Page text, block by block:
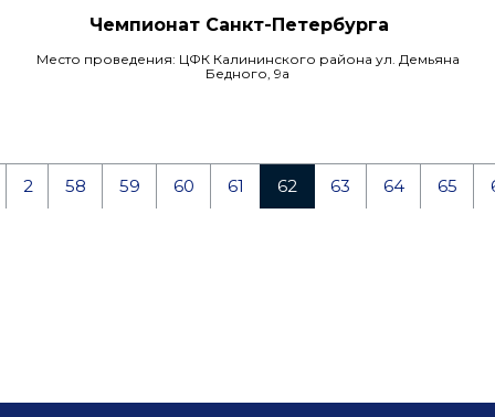
Чемпионат Санкт-Петербурга
Место проведения: ЦФК Калининского района ул. Демьяна
Бедного, 9а
2 58 59 60 61 62 63 64 65